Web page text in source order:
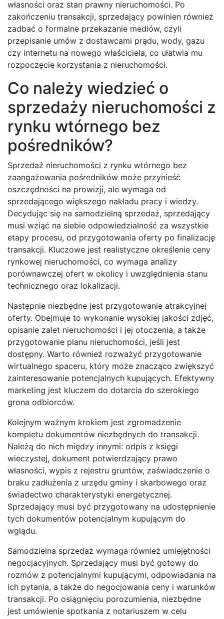
własności oraz stan prawny nieruchomości. Po
zakończeniu transakcji, sprzedający powinien również
zadbać o formalne przekazanie mediów, czyli
przepisanie umów z dostawcami prądu, wody, gazu
czy internetu na nowego właściciela, co ułatwia mu
rozpoczęcie korzystania z nieruchomości.
Co należy wiedzieć o
sprzedaży nieruchomości z
rynku wtórnego bez
pośredników?
Sprzedaż nieruchomości z rynku wtórnego bez
zaangażowania pośredników może przynieść
oszczędności na prowizji, ale wymaga od
sprzedającego większego nakładu pracy i wiedzy.
Decydując się na samodzielną sprzedaż, sprzedający
musi wziąć na siebie odpowiedzialność za wszystkie
etapy procesu, od przygotowania oferty po finalizację
transakcji. Kluczowe jest realistyczne określenie ceny
rynkowej nieruchomości, co wymaga analizy
porównawczej ofert w okolicy i uwzględnienia stanu
technicznego oraz lokalizacji.
Następnie niezbędne jest przygotowanie atrakcyjnej
oferty. Obejmuje to wykonanie wysokiej jakości zdjęć,
opisanie zalet nieruchomości i jej otoczenia, a także
przygotowanie planu nieruchomości, jeśli jest
dostępny. Warto również rozważyć przygotowanie
wirtualnego spaceru, który może znacząco zwiększyć
zainteresowanie potencjalnych kupujących. Efektywny
marketing jest kluczem do dotarcia do szerokiego
grona odbiorców.
Kolejnym ważnym krokiem jest zgromadzenie
kompletu dokumentów niezbędnych do transakcji.
Należą do nich między innymi: odpis z księgi
wieczystej, dokument potwierdzający prawo
własności, wypis z rejestru gruntów, zaświadczenie o
braku zadłużenia z urzędu gminy i skarbowego oraz
świadectwo charakterystyki energetycznej.
Sprzedający musi być przygotowany na udostępnienie
tych dokumentów potencjalnym kupującym do
wglądu.
Samodzielna sprzedaż wymaga również umiejętności
negocjacyjnych. Sprzedający musi być gotowy do
rozmów z potencjalnymi kupującymi, odpowiadania na
ich pytania, a także do negocjowania ceny i warunków
transakcji. Po osiągnięciu porozumienia, niezbędne
jest umówienie spotkania z notariuszem w celu